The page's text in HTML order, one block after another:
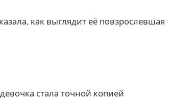
стала точной копией